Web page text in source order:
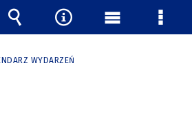
WYDARZEŃ
Wyszukiwarka
Narzędzia
Menu Menu